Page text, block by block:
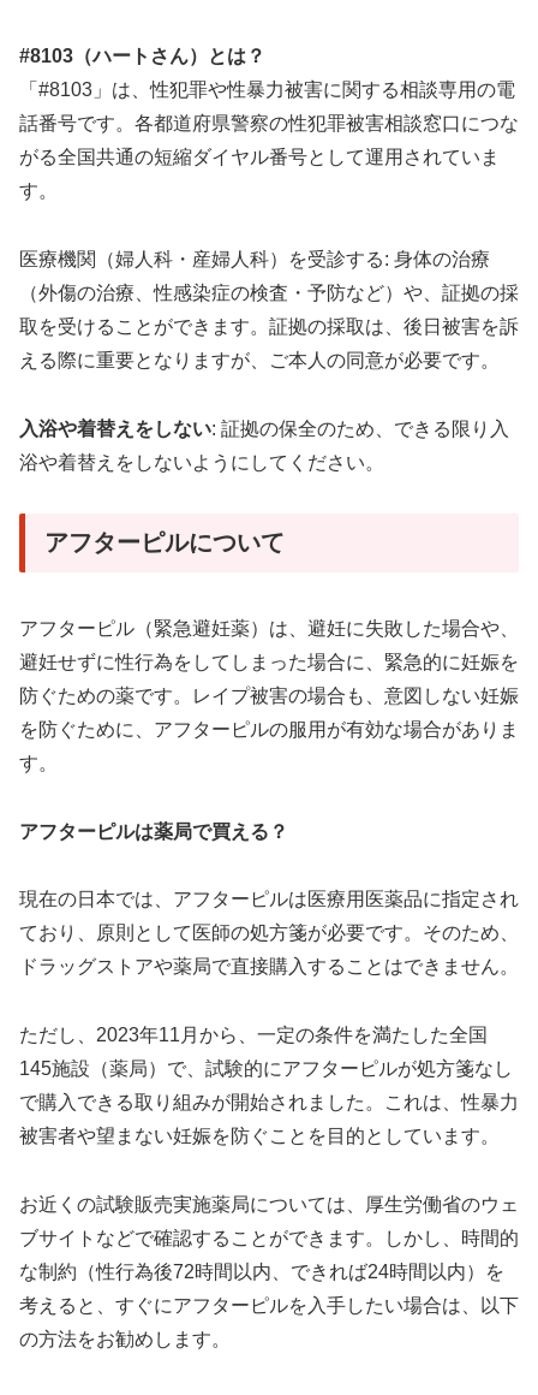
#8103（ハートさん）とは？
「#8103」は、性犯罪や性暴力被害に関する相談専用の電
話番号です。各都道府県警察の性犯罪被害相談窓口につな
がる全国共通の短縮ダイヤル番号として運用されていま
す。
医療機関（婦人科・産婦人科）を受診する: 身体の治療
（外傷の治療、性感染症の検査・予防など）や、証拠の採
取を受けることができます。証拠の採取は、後日被害を訴
える際に重要となりますが、ご本人の同意が必要です。
入浴や着替えをしない: 証拠の保全のため、できる限り入
浴や着替えをしないようにしてください。
アフターピルについて
アフターピル（緊急避妊薬）は、避妊に失敗した場合や、
避妊せずに性行為をしてしまった場合に、緊急的に妊娠を
防ぐための薬です。レイプ被害の場合も、意図しない妊娠
を防ぐために、アフターピルの服用が有効な場合がありま
す。
アフターピルは薬局で買える？
現在の日本では、アフターピルは医療用医薬品に指定され
ており、原則として医師の処方箋が必要です。そのため、
ドラッグストアや薬局で直接購入することはできません。
ただし、2023年11月から、一定の条件を満たした全国
145施設（薬局）で、試験的にアフターピルが処方箋なし
で購入できる取り組みが開始されました。これは、性暴力
被害者や望まない妊娠を防ぐことを目的としています。
お近くの試験販売実施薬局については、厚生労働省のウェ
ブサイトなどで確認することができます。しかし、時間的
な制約（性行為後72時間以内、できれば24時間以内）を
考えると、すぐにアフターピルを入手したい場合は、以下
の方法をお勧めします。